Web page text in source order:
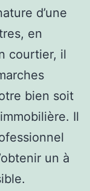
d’une
en
courtier, il
bien soit
Il
un à